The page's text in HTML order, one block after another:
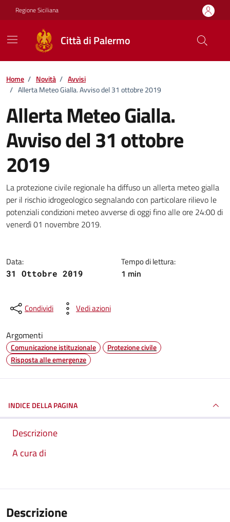
Vai ai contenuti
Vai al footer
Regione Siciliana
Città di Palermo
Home / Novità / Avvisi
/ Allerta Meteo Gialla. Avviso del 31 ottobre 2019
Allerta Meteo Gialla.
Avviso del 31 ottobre
2019
Dettagli della notizia
La protezione civile regionale ha diffuso un allerta meteo gialla
per il rischio idrogeologico segnalando con particolare rilievo le
potenziali condizioni meteo avverse di oggi fino alle ore 24:00 di
venerdì 01 novembre 2019.
Data:
31 Ottobre 2019
Tempo di lettura:
1 min
Condividi Vedi azioni
Argomenti
Comunicazione istituzionale
Protezione civile
Risposta alle emergenze
INDICE DELLA PAGINA
Descrizione
A cura di
Descrizione